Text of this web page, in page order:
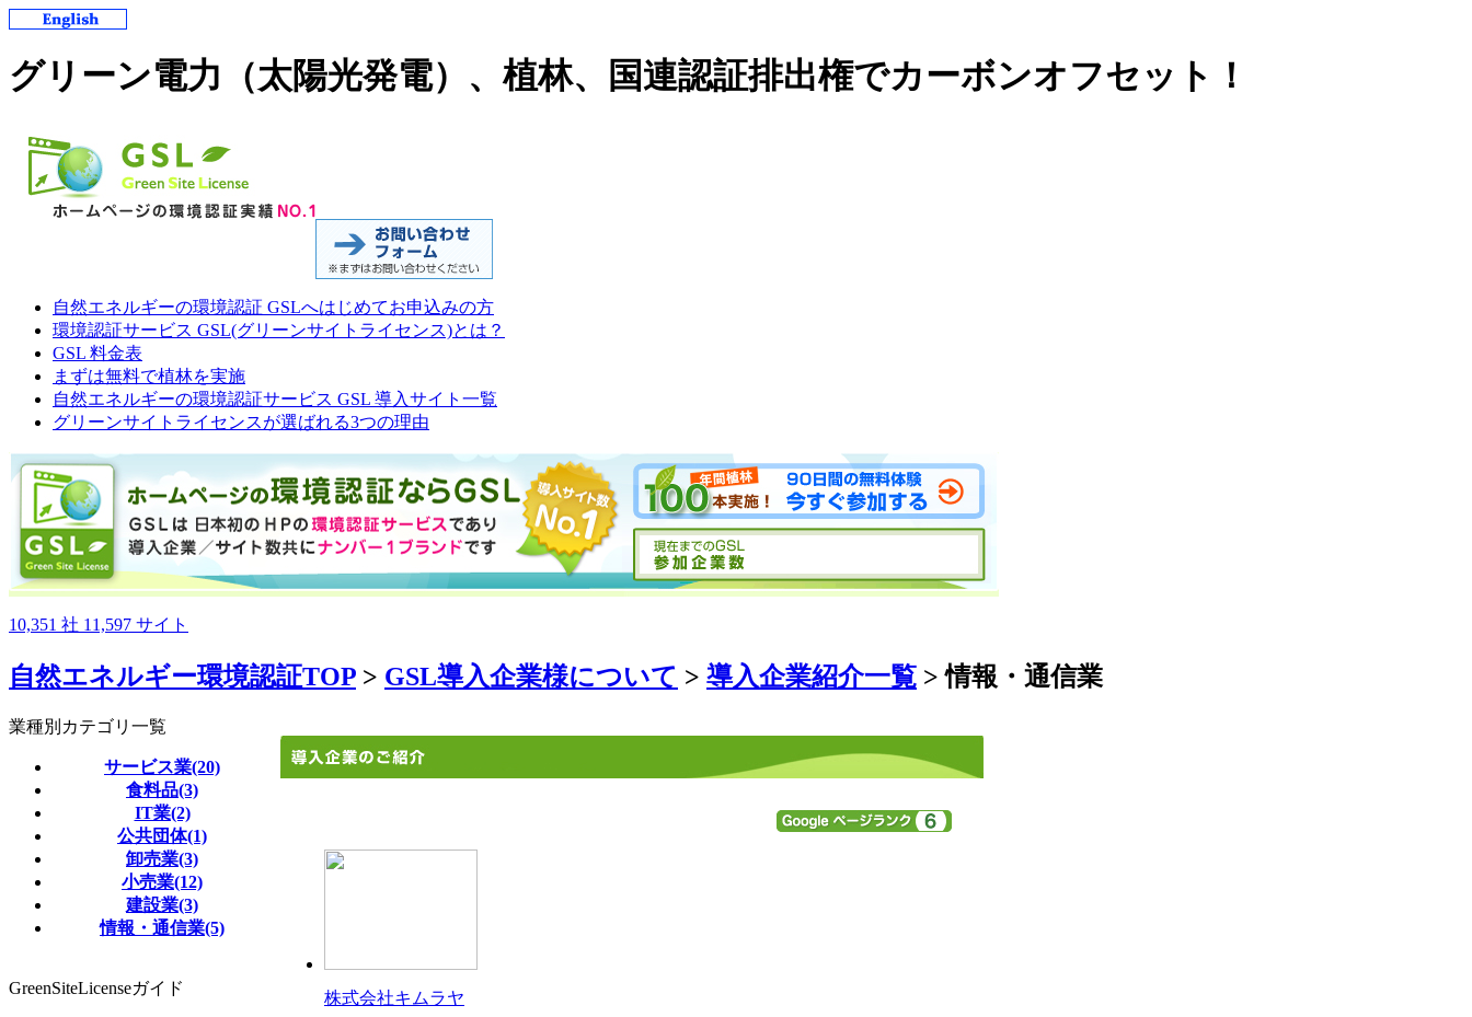
グリーン電力（太陽光発電）、植林、国連認証排出権でカーボンオフセット！
自然エネルギーの環境認証 GSLへはじめてお申込みの方
環境認証サービス GSL(グリーンサイトライセンス)とは？
GSL 料金表
まずは無料で植林を実施
自然エネルギーの環境認証サービス GSL 導入サイト一覧
グリーンサイトライセンスが選ばれる3つの理由
10,351 社 11,597 サイト
自然エネルギー環境認証TOP > GSL導入企業様について > 導入企業紹介一覧 > 情報・通信業
業種別カテゴリ一覧
サービス業(20)
食料品(3)
IT業(2)
公共団体(1)
卸売業(3)
小売業(12)
建設業(3)
情報・通信業(5)
GreenSiteLicenseガイド
株式会社キムラヤ